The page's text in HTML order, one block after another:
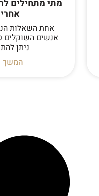
מתי מתחילים
אחרי PRP?
אחת השאלות
ניתן
המשך